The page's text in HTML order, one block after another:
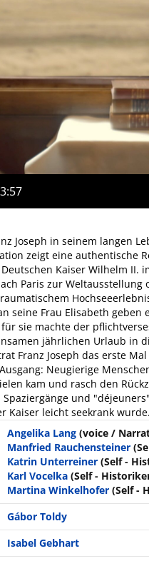
Joseph in seinem langen
zeigt eine authentische
Kaiser Wilhelm II.
Paris zur Weltausstellung
seine Frau Elisabeth
sie machte der
jährlichen Urlaub in
Franz Joseph das erste
Neugierige
kam und rasch den
und
Kaiser leicht seekrank wurde.
Angelika Lang (voice /
Manfried Rauchensteiner
Katrin Unterreiner (Self -
Karl Vocelka (Self -
Martina Winkelhofer (Self -
Gábor Toldy
Isabel Gebhart